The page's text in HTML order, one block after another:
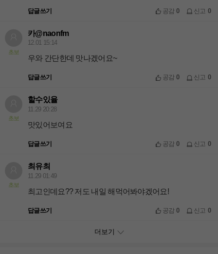
답글쓰기 공감0 신고 0
초보
카@naonfm
12.01 15:14
우와 간단한데 맛나겠어요~
답글쓰기 공감0 신고 0
초보
할수있율
11.29 20:28
맛있어보여요
답글쓰기 공감0 신고 0
초보
최유최
11.29 01:49
최고인데요?? 저도 내일 해먹어봐야겠어요!
답글쓰기 공감0 신고 0
더보기